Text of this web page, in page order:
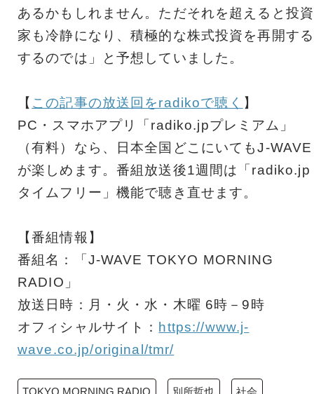
あるかもしれません。ただそれを超えると投資
家も冷静になり、積極的な株式投資を再開する
するのでは」と予想していました。
【 この記事の放送回をradikoで聴く 】
PC・スマホアプリ「radiko.jpプレミアム」
（有料）なら、日本全国どこにいてもJ-WAVE
が楽しめます。番組放送後1週間は「radiko.jp
タイムフリー」機能で聴き直せます。
【番組情報】
番組名：「J-WAVE TOKYO MORNING
RADIO」
放送日時：月・火・水・木曜 6時－9時
オフィシャルサイト： https://www.j-
wave.co.jp/original/tmr/